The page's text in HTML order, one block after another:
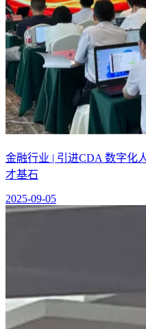
金融行业 | 引进CDA 数字化
才基石
2025-09-05